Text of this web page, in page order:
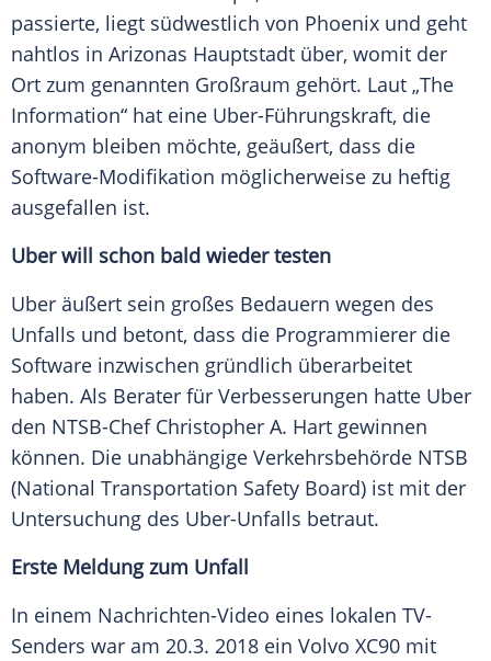
passierte, liegt südwestlich von Phoenix und geht
nahtlos in Arizonas Hauptstadt über, womit der
Ort zum genannten Großraum gehört. Laut „The
Information“ hat eine Uber-Führungskraft, die
anonym bleiben möchte, geäußert, dass die
Software-Modifikation möglicherweise zu heftig
ausgefallen ist.
Uber will schon bald wieder testen
Uber äußert sein großes Bedauern wegen des
Unfalls und betont, dass die Programmierer die
Software inzwischen gründlich überarbeitet
haben. Als Berater für Verbesserungen hatte Uber
den NTSB-Chef Christopher A. Hart gewinnen
können. Die unabhängige Verkehrsbehörde NTSB
(National Transportation Safety Board) ist mit der
Untersuchung des Uber-Unfalls betraut.
Erste Meldung zum Unfall
In einem Nachrichten-Video eines lokalen TV-
Senders war am 20.3. 2018 ein Volvo XC90 mit